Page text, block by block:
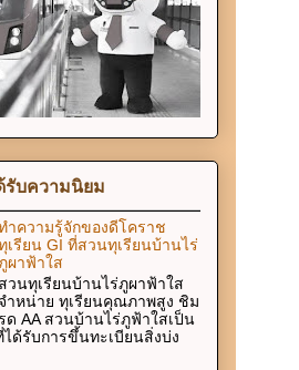
บความนิยม
ำความรู้จักของดีโคราช
เรียน GI ที่สวนทุเรียนบ้านไร่
ผาฟ้าใส
สวนทุเรียนบ้านไร่ภูผาฟ้าใส
ำหน่าย ทุเรียนคุณภาพสูง ชิม
ด AA สวนบ้านไร่ภูฟ้าใสเป็น
ด้รับการขึ้นทะเบียนสิ่งบ่ง